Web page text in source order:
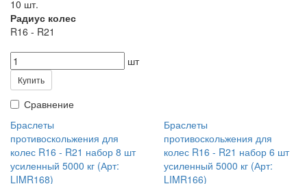
10 шт.
Радиус колес
R16 - R21
шт
Купить
Сравнение
Браслеты
противоскольжения для
колес R16 - R21 набор 8 шт
усиленный 5000 кг (Арт:
LIMR168)
Браслеты
противоскольжения для
колес R16 - R21 набор 6 шт
усиленный 5000 кг (Арт:
LIMR166)